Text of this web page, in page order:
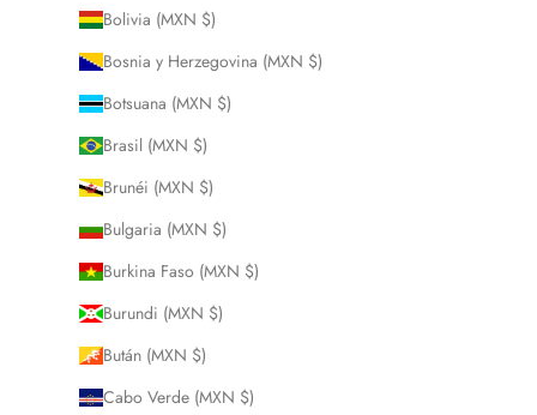
Bolivia (MXN $)
Bosnia y Herzegovina (MXN $)
Botsuana (MXN $)
Brasil (MXN $)
Brunéi (MXN $)
Bulgaria (MXN $)
Burkina Faso (MXN $)
Burundi (MXN $)
Bután (MXN $)
Cabo Verde (MXN $)